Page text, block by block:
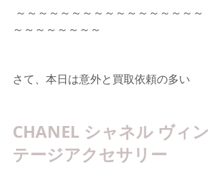
～～～～～～～～
さて、本日は意外と買取依頼の多い
CHANEL シャネル ヴィン
テージアクセサリー